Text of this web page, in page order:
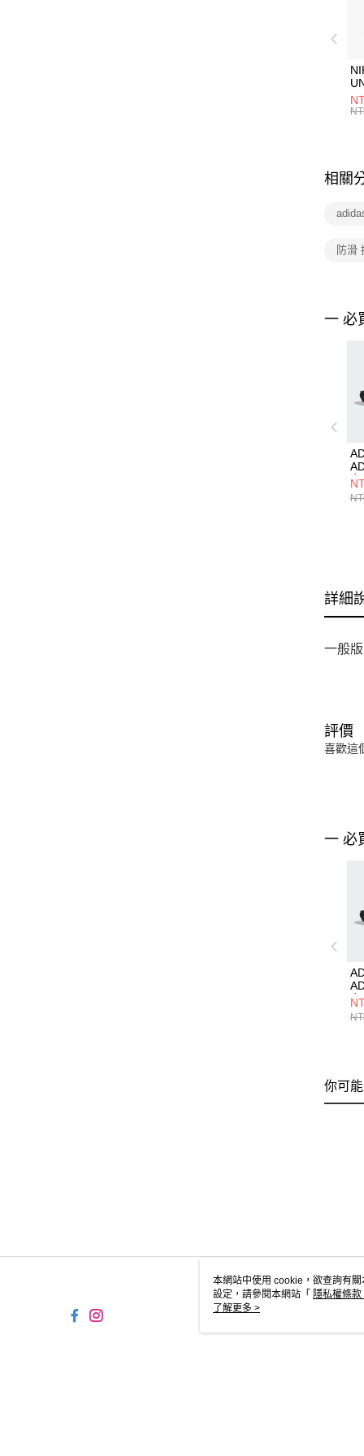
統
相關
防滑
一 必
詳細
一般
評價
喜歡這
一 必
你可
本網站中使用 cookie，欲查詢有
設定，請參閱本網站「 隱私權條款
使用 cookie。
了解更多 >